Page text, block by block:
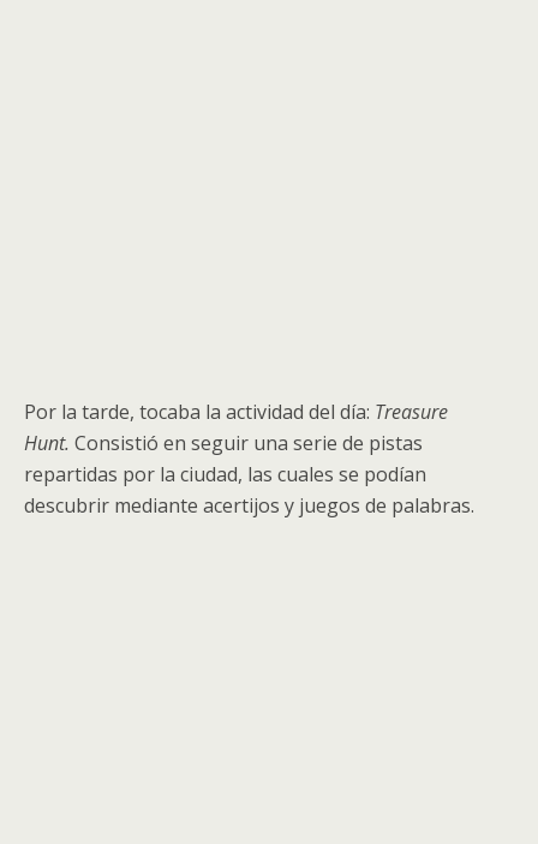
Por la tarde, tocaba la actividad del día: Treasure
Hunt. Consistió en seguir una serie de pistas
repartidas por la ciudad, las cuales se podían
descubrir mediante acertijos y juegos de palabras.